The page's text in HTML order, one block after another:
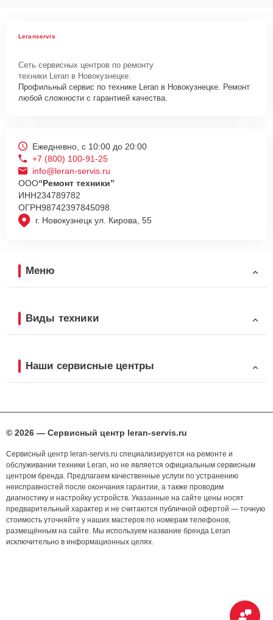
Leranservis
Сеть сервисных центров по ремонту
техники Leran в Новокузнецке.
Профильный сервис по технике Leran в Новокузнецке. Ремонт
любой сложности с гарантией качества.
г. Новокузнецк ул. Кирова, 55
Ежедневно, с 10:00 до 20:00
+7 (800) 100-91-25
info@leran-servis.ru
ООО“Ремонт техники”
ИНН234789782
ОГРН98742397845098
Меню
Виды техники
Наши сервисные центры
© 2026 — Сервисный центр leran-servis.ru
Сервисный центр leran-servis.ru специализируется на ремонте и
обслуживании техники Leran, но не является официальным сервисным
центром бренда. Предлагаем качественные услуги по устранению
неисправностей после окончания гарантии, а также проводим
диагностику и настройку устройств. Указанные на сайте цены носят
предварительный характер и не считаются публичной офертой — точную
стоимость уточняйте у наших мастеров по номерам телефонов,
размещённым на сайте. Мы используем название бренда Leran
исключительно в информационных целях.